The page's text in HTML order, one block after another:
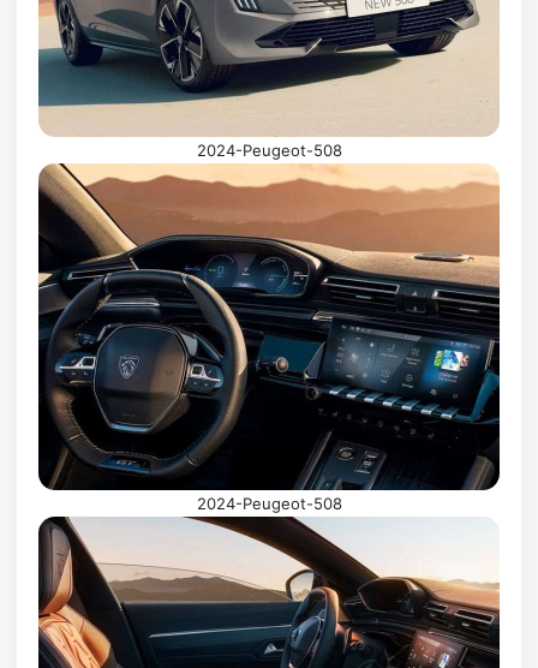
2024-Peugeot-508
2024-Peugeot-508